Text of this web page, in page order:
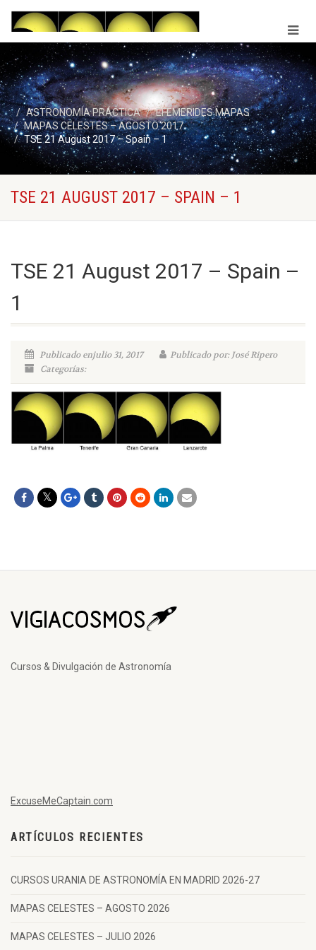
ASTRONOMÍA PRÁCTICA
EFEMERIDES MAPAS
MAPAS CELESTES – AGOSTO 2017
TSE 21 August 2017 – Spain – 1
TSE 21 AUGUST 2017 – SPAIN – 1
TSE 21 August 2017 – Spain –
1
Publicado enjulio 31, 2017
Publicado por: José Ripero
Categorías:
Cursos & Divulgación de Astronomía
ExcuseMeCaptain.com
ARTÍCULOS RECIENTES
CURSOS URANIA DE ASTRONOMÍA EN MADRID 2026-27
MAPAS CELESTES – AGOSTO 2026
MAPAS CELESTES – JULIO 2026